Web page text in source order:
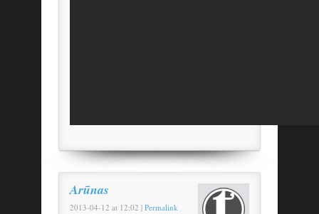
Arūnas
2013-04-12 at 12:02 | Permalink